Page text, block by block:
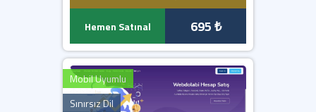
Hemen Satınal 695 ₺
Mobil Uyumlu
Sınırsız Dil